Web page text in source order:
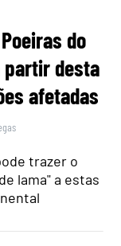
do
partir desta
afetadas
trazer o
lama" a estas